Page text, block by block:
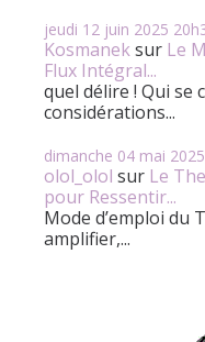
jeudi 12 juin 2025
Kosmaneksur Le
Flux Intégral...
quel délire ! Qui se
considérations...
dimanche 04 mai 2025
olol_olol sur Le
pour Ressentir...
Mode d’emploi du
amplifier,...